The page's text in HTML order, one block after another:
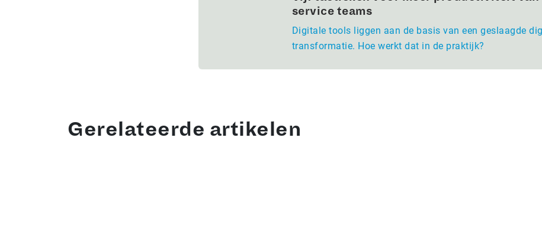
service teams
Digitale tools liggen aan de basis van een geslaagde
transformatie. Hoe werkt dat in de praktijk?
Gerelateerde artikelen